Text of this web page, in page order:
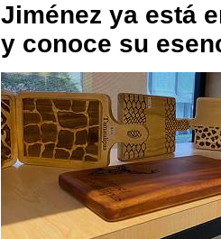
Jiménez ya está
y conoce su